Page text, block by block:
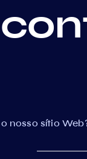
nosso sítio